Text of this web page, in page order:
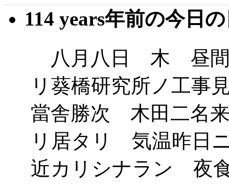
114 years年前の今日
八月八日 木 昼間
リ葵橋研究所ノ工事
當舎勝次 木田二名
リ居タリ 気温昨日
近カリシナラン 夜